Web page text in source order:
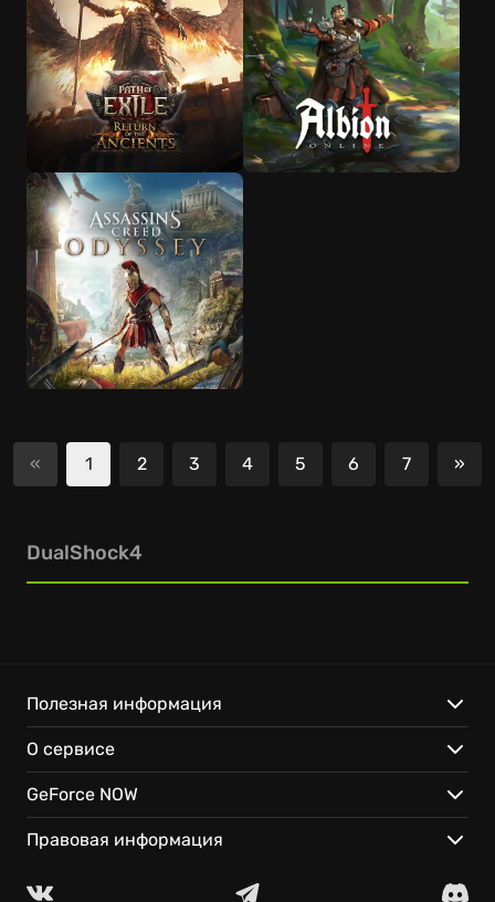
« 1 2 3 4 5 6 7 »
DualShock4
Полезная информация
О сервисе
GeForce NOW
Правовая информация